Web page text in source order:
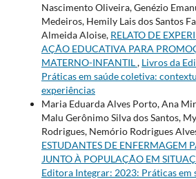
Nascimento Oliveira, Genézio
Medeiros, Hemily Lais dos Santos
Almeida Aloise, RELATO DE
AÇÃO EDUCATIVA PARA
MATERNO-INFANTIL, Livros da
Práticas em saúde coletiva:
experiências
Maria Eduarda Alves Porto, Ana
Malu Gerônimo Silva dos Santos,
Rodrigues, Nemório Rodrigues
ESTUDANTES DE ENFERMAGEM
JUNTO À POPULAÇÃO EM
Editora Integrar: 2023: Práticas em